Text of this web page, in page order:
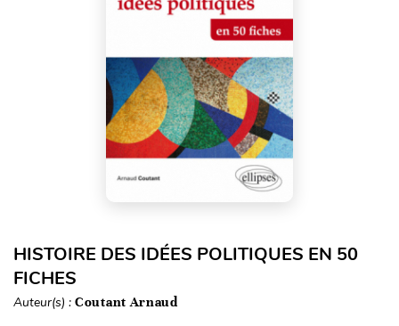
HISTOIRE DES IDÉES POLITIQUES EN 50
FICHES
Auteur(s) : Coutant Arnaud